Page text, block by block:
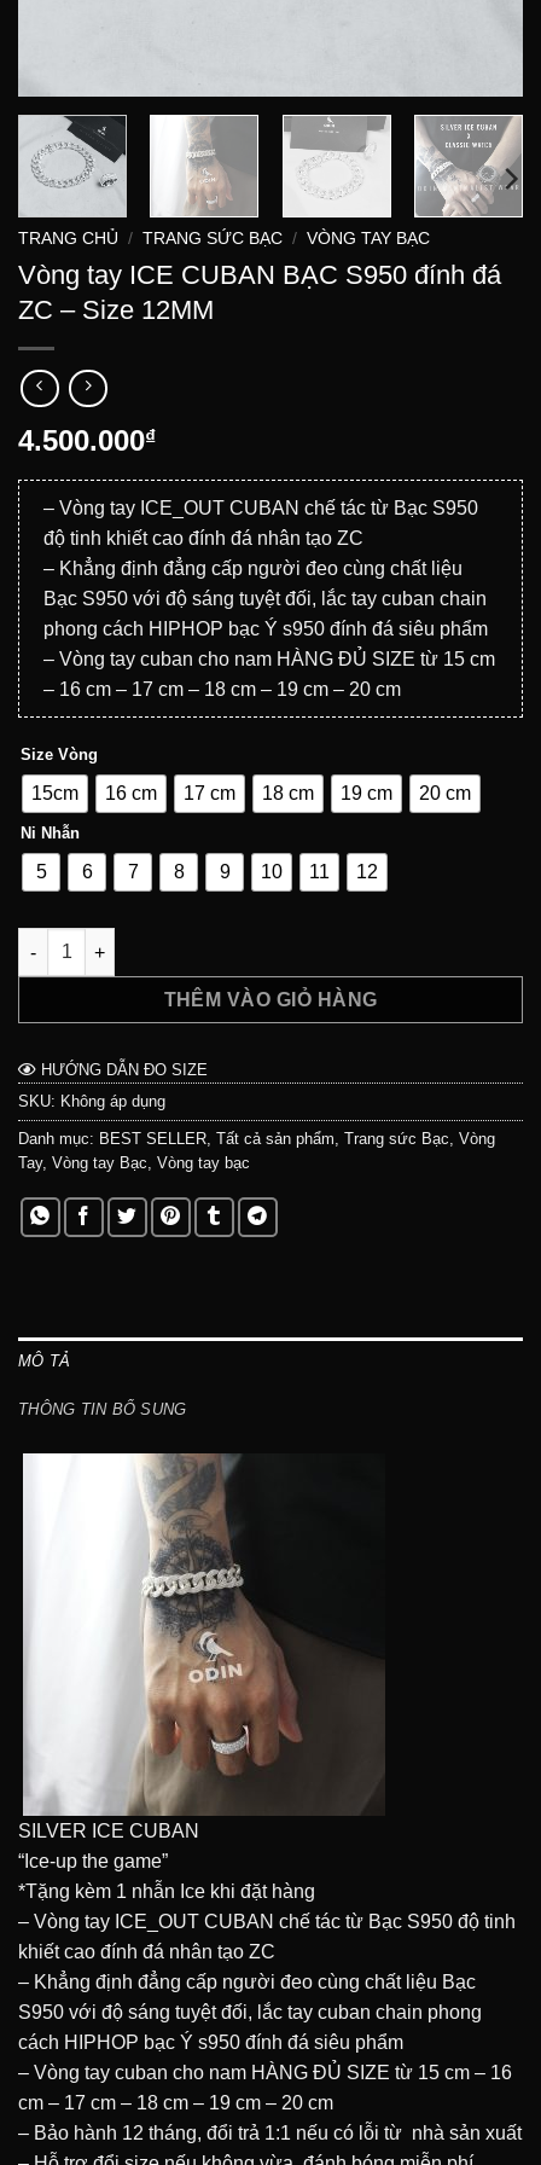
TRANG CHỦ / TRANG SỨC BẠC / VÒNG TAY BẠC
Vòng tay ICE CUBAN BẠC S950 đính đá
ZC – Size 12MM
4.500.000₫
– Vòng tay ICE_OUT CUBAN chế tác từ Bạc S950
độ tinh khiết cao đính đá nhân tạo ZC
– Khẳng định đẳng cấp người đeo cùng chất liệu
Bạc S950 với độ sáng tuyệt đối, lắc tay cuban chain
phong cách HIPHOP bạc Ý s950 đính đá siêu phẩm
– Vòng tay cuban cho nam HÀNG ĐỦ SIZE từ 15 cm
– 16 cm – 17 cm – 18 cm – 19 cm – 20 cm
Size Vòng
15cm 16 cm 17 cm 18 cm 19 cm 20 cm
Ni Nhẫn
5 6 7 8 9 10 11 12
Vòng tay ICE CUBAN BẠC S950 đính đá ZC - Size 12MM số
THÊM VÀO GIỎ HÀNG
HƯỚNG DẪN ĐO SIZE
SKU: Không áp dụng
Danh mục: BEST SELLER, Tất cả sản phẩm, Trang sức Bạc, Vòng
Tay, Vòng tay Bạc, Vòng tay bạc
MÔ TẢ
THÔNG TIN BỔ SUNG
SILVER ICE CUBAN
“Ice-up the game”
*Tặng kèm 1 nhẫn Ice khi đặt hàng
– Vòng tay ICE_OUT CUBAN chế tác từ Bạc S950 độ tinh
khiết cao đính đá nhân tạo ZC
– Khẳng định đẳng cấp người đeo cùng chất liệu Bạc
S950 với độ sáng tuyệt đối, lắc tay cuban chain phong
cách HIPHOP bạc Ý s950 đính đá siêu phẩm
– Vòng tay cuban cho nam HÀNG ĐỦ SIZE từ 15 cm – 16
cm – 17 cm – 18 cm – 19 cm – 20 cm
– Bảo hành 12 tháng, đổi trả 1:1 nếu có lỗi từ nhà sản xuất